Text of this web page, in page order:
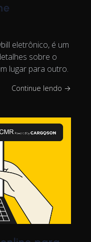
eletrônico, é um
sobre o
lugar para outro.
Continue lendo →